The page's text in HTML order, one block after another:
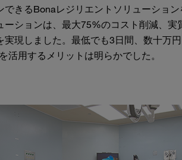
できるBonaレジリエントソリューショ
ーションは、最大75%のコスト削減、
実現しました。最低でも3日間、数十万
活用するメリットは明らかでした。